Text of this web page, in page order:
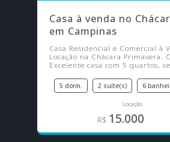
Casa à venda no
em Campinas
Casa Residencial e Comercial à
Locação na Chácara Primavera,
Excelente casa com 5 quartos,
5 dorm. 2 suíte(s) 6
15.000